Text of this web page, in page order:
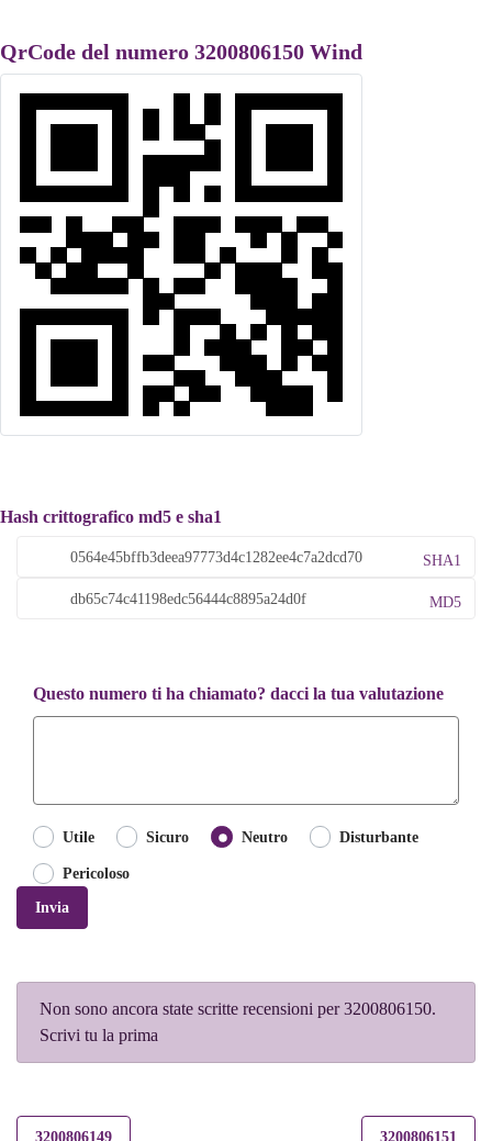
QrCode del numero 3200806150 Wind
Hash crittografico md5 e sha1
SHA1
MD5
Questo numero ti ha chiamato? dacci la tua valutazione
Utile Sicuro Neutro Disturbante
Pericoloso
Invia
Non sono ancora state scritte recensioni per 3200806150.
Scrivi tu la prima
3200806149 3200806151